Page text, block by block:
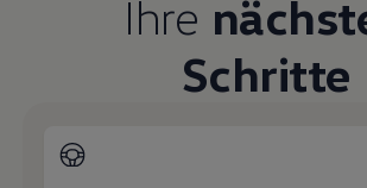
Ihre
Autohaus Elitzsch